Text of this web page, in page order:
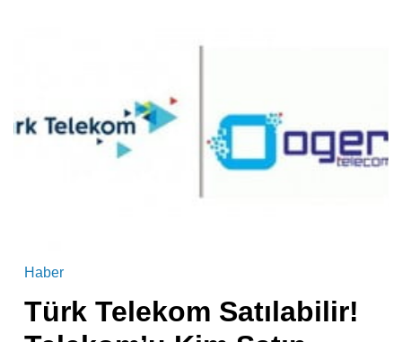
Haber
Türk Telekom Satılabilir!